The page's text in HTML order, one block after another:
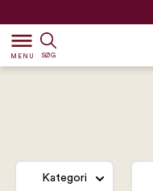
dehaze
MENU SØG
Kategori